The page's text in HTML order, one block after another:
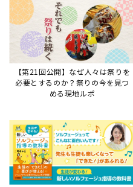
【第21回公開】なぜ人々は祭りを
必要とするのか？祭りの今を見つ
める現地ルポ